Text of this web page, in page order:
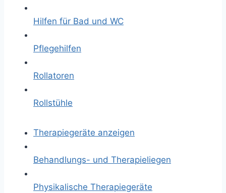
Hilfen für Bad und WC
Pflegehilfen
Rollatoren
Rollstühle
Therapiegeräte anzeigen
Behandlungs- und Therapieliegen
Physikalische Therapiegeräte